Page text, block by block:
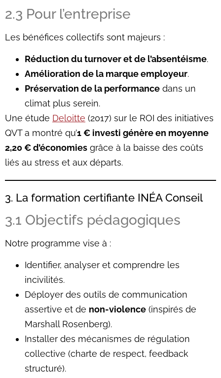
2.3 Pour l’entreprise
Les bénéfices collectifs sont majeurs :
Réduction du turnover et de l’absentéisme.
Amélioration de la marque employeur.
Préservation de la performance dans un
climat plus serein.
Une étude Deloitte (2017) sur le ROI des initiatives
QVT a montré qu’1 € investi génère en moyenne
2,20 € d’économies grâce à la baisse des coûts
liés au stress et aux départs.
3. La formation certifiante INÉA Conseil
3.1 Objectifs pédagogiques
Notre programme vise à :
Identifier, analyser et comprendre les
incivilités.
Déployer des outils de communication
assertive et de non-violence (inspirés de
Marshall Rosenberg).
Installer des mécanismes de régulation
collective (charte de respect, feedback
structuré).